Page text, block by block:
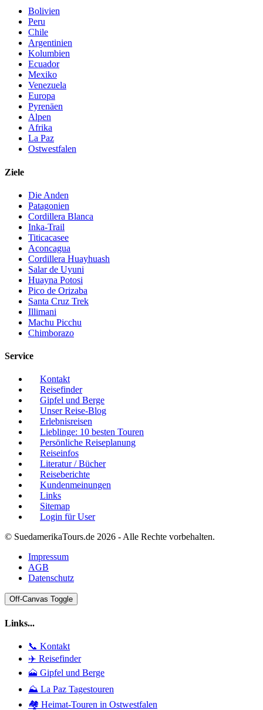
Bolivien
Peru
Chile
Argentinien
Kolumbien
Ecuador
Mexiko
Venezuela
Europa
Pyrenäen
Alpen
Afrika
La Paz
Ostwestfalen
Ziele
Die Anden
Patagonien
Cordillera Blanca
Inka-Trail
Titicacasee
Aconcagua
Cordillera Huayhuash
Salar de Uyuni
Huayna Potosi
Pico de Orizaba
Santa Cruz Trek
Illimani
Machu Picchu
Chimborazo
Service
Kontakt
Reisefinder
Gipfel und Berge
Unser Reise-Blog
Erlebnisreisen
Lieblinge: 10 besten Touren
Persönliche Reiseplanung
Reiseinfos
Literatur / Bücher
Reiseberichte
Kundenmeinungen
Links
Sitemap
Login für User
© SuedamerikaTours.de 2026 - Alle Rechte vorbehalten.
Impressum
AGB
Datenschutz
Off-Canvas Toggle
Links...
📞 Kontakt
✈️ Reisefinder
🗻 Gipfel und Berge
⛰️ La Paz Tagestouren
🏘️ Heimat-Touren in Ostwestfalen